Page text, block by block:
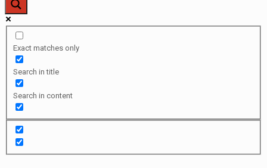
Exact matches only
Search in title
Search in content